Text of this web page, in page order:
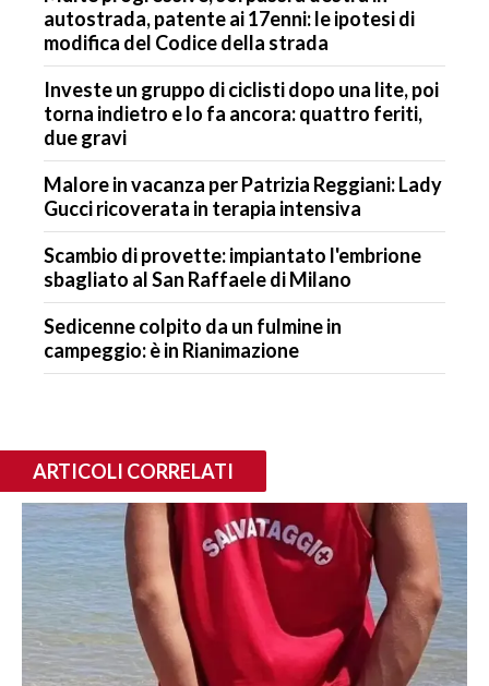
autostrada, patente ai 17enni: le ipotesi di
modifica del Codice della strada
Investe un gruppo di ciclisti dopo una lite, poi
torna indietro e lo fa ancora: quattro feriti,
due gravi
Malore in vacanza per Patrizia Reggiani: Lady
Gucci ricoverata in terapia intensiva
Scambio di provette: impiantato l'embrione
sbagliato al San Raffaele di Milano
Sedicenne colpito da un fulmine in
campeggio: è in Rianimazione
ARTICOLI CORRELATI